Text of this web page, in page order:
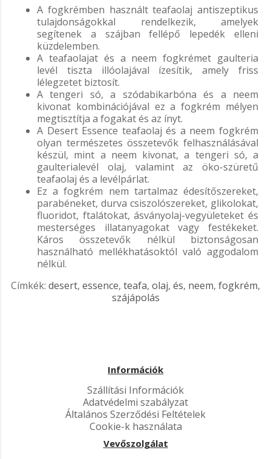
A fogkrémben használt teafaolaj antiszeptikus
tulajdonságokkal rendelkezik, amelyek
segítenek a szájban fellépő lepedék elleni
küzdelemben.
A teafaolajat és a neem fogkrémet gaulteria
levél tiszta illóolajával ízesítik, amely friss
lélegzetet biztosít.
A tengeri só, a szódabikarbóna és a neem
kivonat kombinációjával ez a fogkrém mélyen
megtisztítja a fogakat és az ínyt.
A Desert Essence teafaolaj és a neem fogkrém
olyan természetes összetevők felhasználásával
készül, mint a neem kivonat, a tengeri só, a
gaulterialevél olaj, valamint az öko-szüretű
teafaolaj és a levélpárlat.
Ez a fogkrém nem tartalmaz édesítőszereket,
parabéneket, durva csiszolószereket, glikolokat,
fluoridot, ftalátokat, ásványolaj-vegyületeket és
mesterséges illatanyagokat vagy festékeket.
Káros összetevők nélkül biztonságosan
használható mellékhatásoktól való aggodalom
nélkül.
Címkék: desert, essence, teafa, olaj, és, neem, fogkrém,
szájápolás
Információk
Szállítási Információk
Adatvédelmi szabályzat
Általános Szerződési Feltételek
Cookie-k használata
Vevőszolgálat